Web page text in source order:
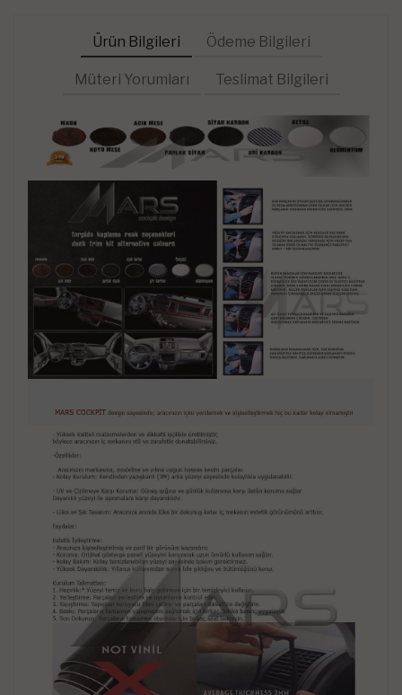
Ürün Bilgileri Ödeme Bilgileri
Müteri Yorumları Teslimat Bilgileri